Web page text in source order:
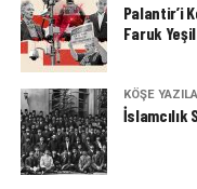
Palantir’i
Faruk Yeşil
KÖŞE
İslamcılık